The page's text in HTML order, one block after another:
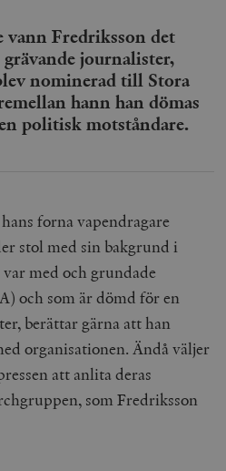
vann Fredriksson det
journalister,
nominerad till Stora
hann han dömas
politisk motståndare.
forna vapendragare
stol med sin bakgrund i
med och grundade
och som är dömd för en
berättar gärna att han
organisationen. Ändå väljer
att anlita deras
som Fredriksson